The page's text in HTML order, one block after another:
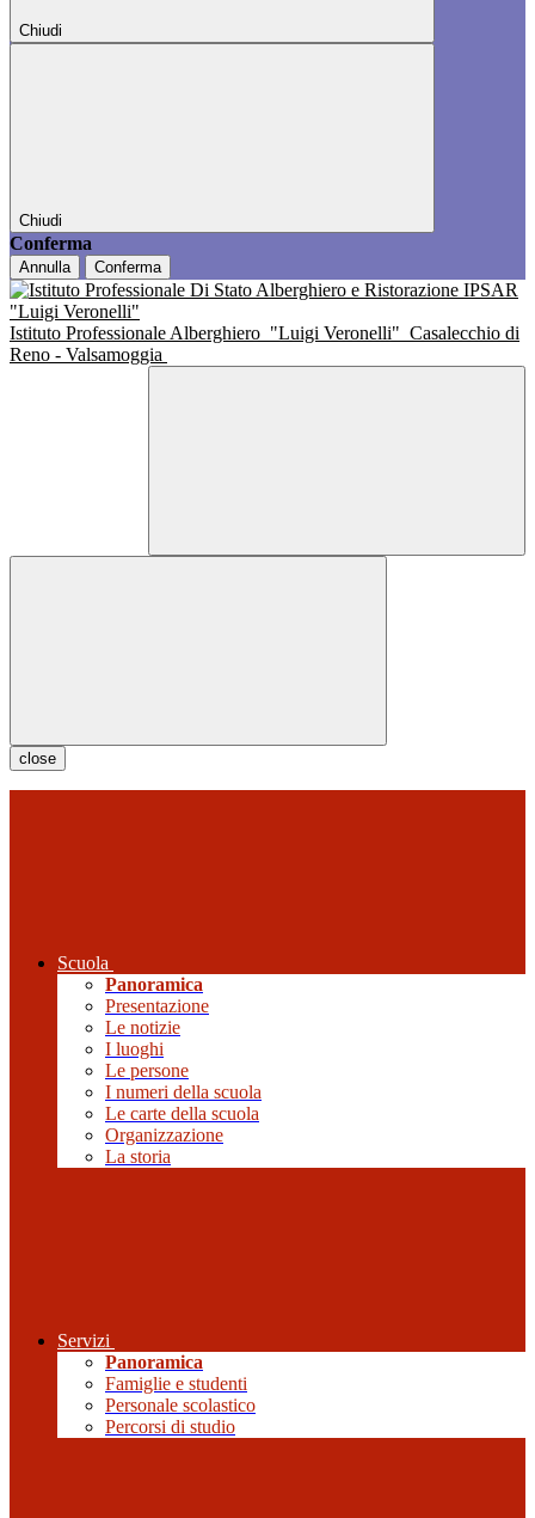
Chiudi
Chiudi
Conferma
Annulla Conferma
Istituto Professionale Alberghiero "Luigi Veronelli" Casalecchio di
Reno - Valsamoggia
close
Scuola
Panoramica
Presentazione
Le notizie
I luoghi
Le persone
I numeri della scuola
Le carte della scuola
Organizzazione
La storia
Servizi
Panoramica
Famiglie e studenti
Personale scolastico
Percorsi di studio